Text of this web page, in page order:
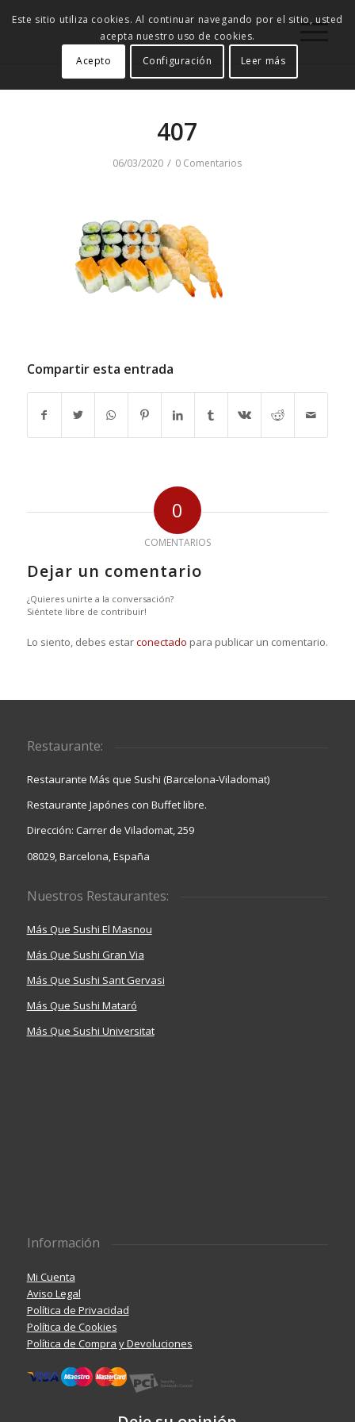
407
06/03/2020 / 0 Comentarios
Compartir esta entrada
0
COMENTARIOS
Dejar un comentario
¿Quieres unirte a la conversación?
Siéntete libre de contribuir!
Lo siento, debes estarconectado para publicar un comentario.
Restaurante:
Restaurante Más que Sushi (Barcelona-Viladomat)
Restaurante Japónes con Buffet libre.
Dirección: Carrer de Viladomat, 259
08029, Barcelona, España
Nuestros Restaurantes:
Más Que Sushi El Masnou
Más Que Sushi Gran Via
Más Que Sushi Sant Gervasi
Más Que Sushi Mataró
Más Que Sushi Universitat
Información
Mi Cuenta
Aviso Legal
Política de Privacidad
Política de Cookies
Política de Compra y Devoluciones
Este sitio utiliza cookies. Al continuar navegando por el sitio, usted
acepta nuestro uso de cookies.
Acepto
Configuración Leer más